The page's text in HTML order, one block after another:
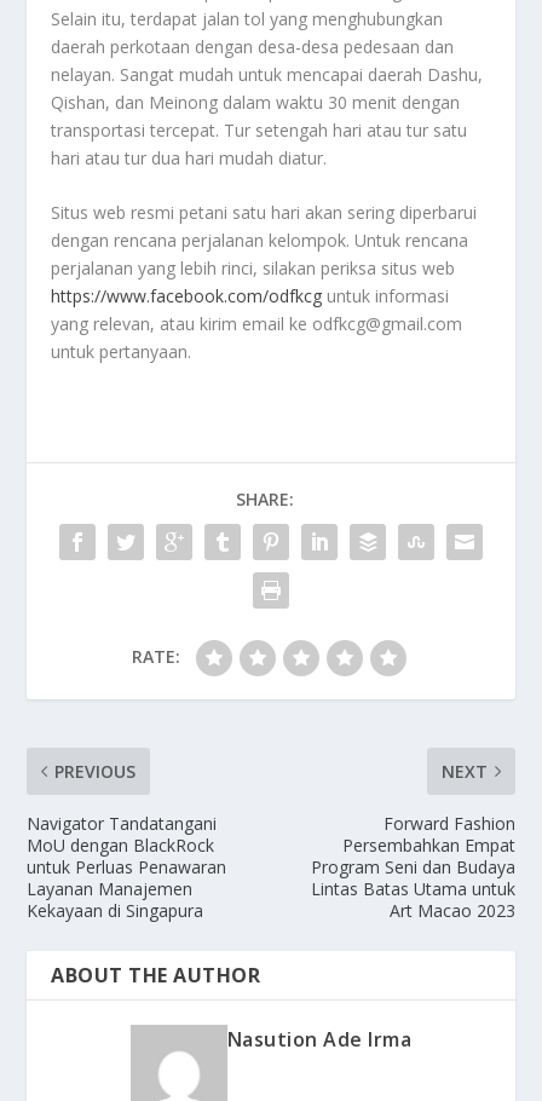
Selain itu, terdapat jalan tol yang menghubungkan
daerah perkotaan dengan desa-desa pedesaan dan
nelayan. Sangat mudah untuk mencapai daerah Dashu,
Qishan, dan Meinong dalam waktu 30 menit dengan
transportasi tercepat. Tur setengah hari atau tur satu
hari atau tur dua hari mudah diatur.
Situs web resmi petani satu hari akan sering diperbarui
dengan rencana perjalanan kelompok. Untuk rencana
perjalanan yang lebih rinci, silakan periksa situs web
https://www.facebook.com/odfkcg untuk informasi
yang relevan, atau kirim email ke odfkcg@gmail.com
untuk pertanyaan.
SHARE:
RATE:
PREVIOUS
Navigator Tandatangani
MoU dengan BlackRock
untuk Perluas Penawaran
Layanan Manajemen
Kekayaan di Singapura
NEXT
Forward Fashion
Persembahkan Empat
Program Seni dan Budaya
Lintas Batas Utama untuk
Art Macao 2023
ABOUT THE AUTHOR
Nasution Ade Irma